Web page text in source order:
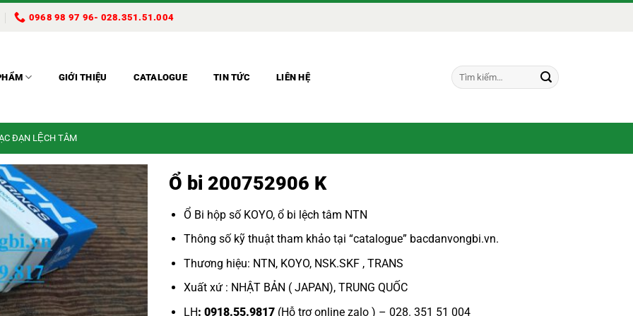
0968 98 97 96- 028.351.51.004
GIỚI THIỆU CATALOGUE TIN TỨC LIÊN HỆ
Tìm
kiếm:
ĐẠN LỆCH TÂM
Ổ bi 200752906 K
Ổ Bi hộp số KOYO, ổ bi lệch tâm NTN
Thông số kỹ thuật tham khảo tại “catalogue” bacdanvongbi.vn.
Thương hiệu: NTN, KOYO, NSK.SKF , TRANS
Xuất xứ : NHẬT BẢN ( JAPAN), TRUNG QUỐC
LH: 0918.55.9817(Hỗ trợ online zalo ) – 028. 351 51 004